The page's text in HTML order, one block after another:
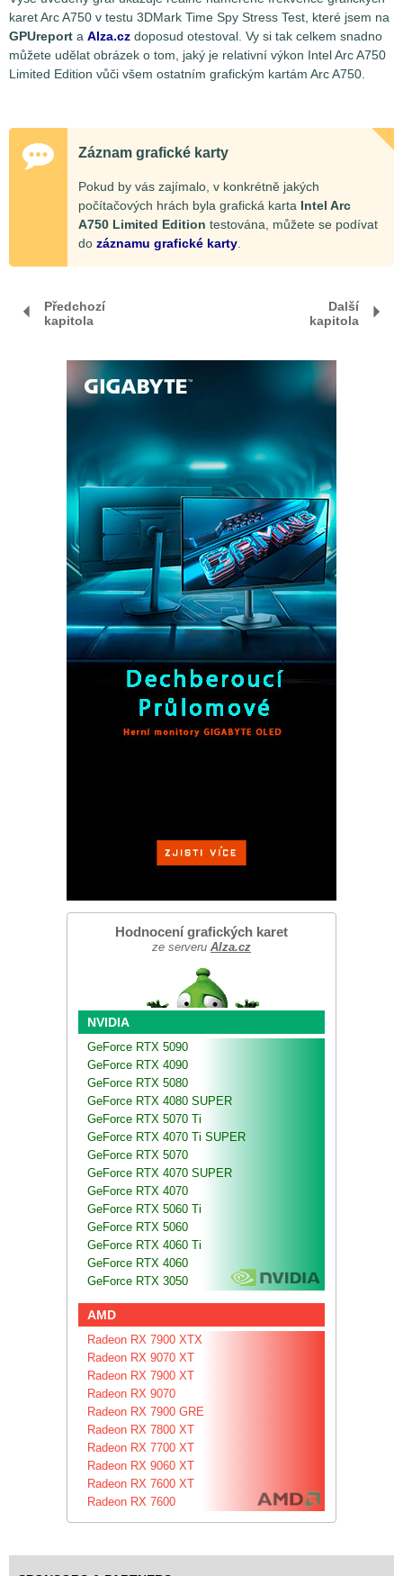
karet Arc A750 v testu 3DMark Time Spy Stress Test, které jsem na
GPUreport a Alza.cz doposud otestoval. Vy si tak celkem snadno
můžete udělat obrázek o tom, jaký je relativní výkon Intel Arc A750
Limited Edition vůči všem ostatním grafickým kartám Arc A750.
Záznam grafické karty
Pokud by vás zajímalo, v konkrétně jakých
počítačových hrách byla grafická karta Intel Arc
A750 Limited Edition testována, můžete se podívat
do záznamu grafické karty
Předchozí
kapitola
Další
kapitola
Hodnocení grafických karet
ze serveru Alza.cz
NVIDIA
GeForce RTX 5090
GeForce RTX 4090
GeForce RTX 5080
GeForce RTX 4080 SUPER
GeForce RTX 5070 Ti
GeForce RTX 4070 Ti SUPER
GeForce RTX 5070
GeForce RTX 4070 SUPER
GeForce RTX 4070
GeForce RTX 5060 Ti
GeForce RTX 5060
GeForce RTX 4060 Ti
GeForce RTX 4060
GeForce RTX 3050
AMD
Radeon RX 7900 XTX
Radeon RX 9070 XT
Radeon RX 7900 XT
Radeon RX 9070
Radeon RX 7900 GRE
Radeon RX 7800 XT
Radeon RX 7700 XT
Radeon RX 9060 XT
Radeon RX 7600 XT
Radeon RX 7600